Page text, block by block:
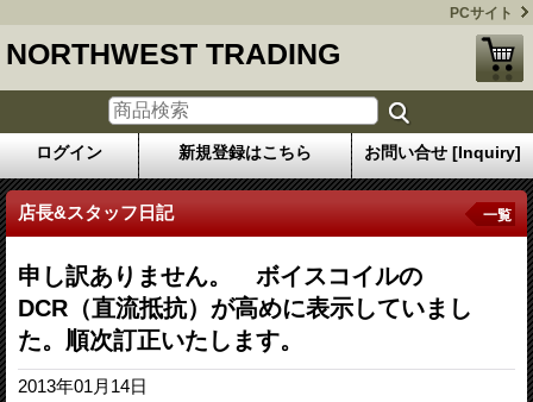
PCサイト
NORTHWEST TRADING
ログイン 新規登録はこちら お問い合せ [Inquiry]
店長&スタッフ日記 一覧
申し訳ありません。 ボイスコイルの
DCR（直流抵抗）が高めに表示していまし
た。順次訂正いたします。
2013年01月14日